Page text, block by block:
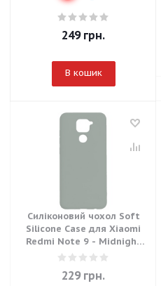
249грн.
В кошик
Силіконовий чохол Soft
Silicone Case для Xiaomi
Redmi Note 9 - Midnight
Green
229грн.